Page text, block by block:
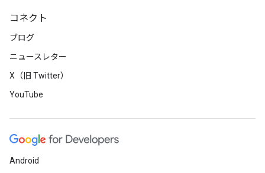
コネクト
ブログ
ニュースレター
X（旧 Twitter）
YouTube
Android